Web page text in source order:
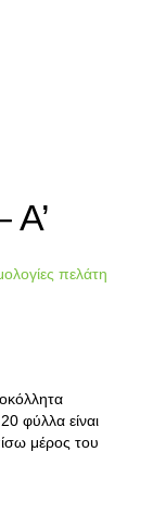
πελάτη
φύλλα είναι
μέρος του